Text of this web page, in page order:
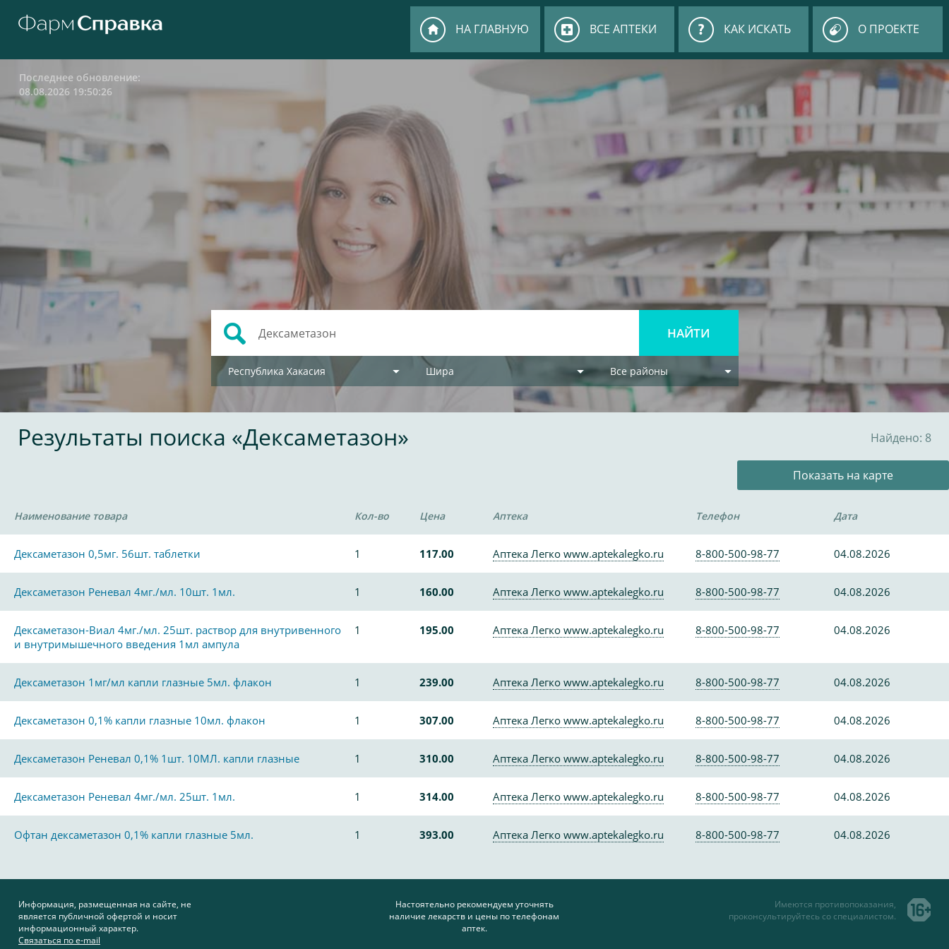
НА ГЛАВНУЮ ВСЕ АПТЕКИ КАК ИСКАТЬ О ПРОЕКТЕ
Последнее обновление:
08.08.2026 19:50:26
Республика Хакасия Шира Все районы
Результаты поиска «Дексаметазон» Найдено: 8
Показать на карте
Наименование товара Кол-во Цена Аптека Телефон Дата
Дексаметазон 0,5мг. 56шт. таблетки 1 117.00 Аптека Легко www.aptekalegko.ru 8-800-500-98-77 04.08.2026
Дексаметазон Реневал 4мг./мл. 10шт. 1мл. 1 160.00 Аптека Легко www.aptekalegko.ru 8-800-500-98-77 04.08.2026
Дексаметазон-Виал 4мг./мл. 25шт. раствор для внутривенного
и внутримышечного введения 1мл ампула
1 195.00 Аптека Легко www.aptekalegko.ru 8-800-500-98-77 04.08.2026
Дексаметазон 1мг/мл капли глазные 5мл. флакон 1 239.00 Аптека Легко www.aptekalegko.ru 8-800-500-98-77 04.08.2026
Дексаметазон 0,1% капли глазные 10мл. флакон 1 307.00 Аптека Легко www.aptekalegko.ru 8-800-500-98-77 04.08.2026
Дексаметазон Реневал 0,1% 1шт. 10МЛ. капли глазные 1 310.00 Аптека Легко www.aptekalegko.ru 8-800-500-98-77 04.08.2026
Дексаметазон Реневал 4мг./мл. 25шт. 1мл. 1 314.00 Аптека Легко www.aptekalegko.ru 8-800-500-98-77 04.08.2026
Офтан дексаметазон 0,1% капли глазные 5мл. 1 393.00 Аптека Легко www.aptekalegko.ru 8-800-500-98-77 04.08.2026
Информация, размещенная на сайте, не
является публичной офертой и носит
информационный характер.
Связаться по e-mail
Настоятельно рекомендуем уточнять
наличие лекарств и цены по телефонам
аптек.
Имеются противопоказания,
проконсультируйтесь со специалистом.